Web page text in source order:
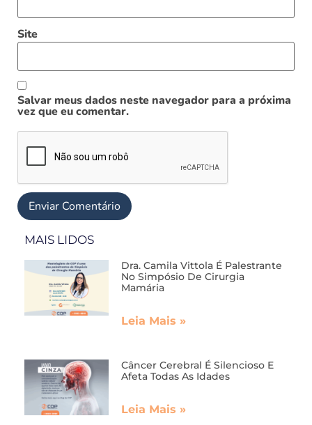
Site
Salvar meus dados neste navegador para a próxima
vez que eu comentar.
MAIS LIDOS
Dra. Camila Vittola É Palestrante
No Simpósio De Cirurgia
Mamária
Leia Mais »
Câncer Cerebral É Silencioso E
Afeta Todas As Idades
Leia Mais »